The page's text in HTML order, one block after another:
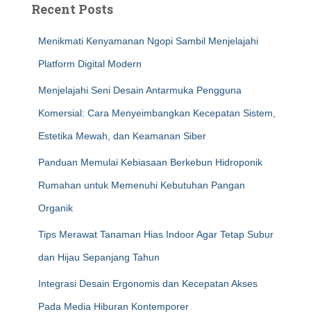
Recent Posts
Menikmati Kenyamanan Ngopi Sambil Menjelajahi
Platform Digital Modern
Menjelajahi Seni Desain Antarmuka Pengguna
Komersial: Cara Menyeimbangkan Kecepatan Sistem,
Estetika Mewah, dan Keamanan Siber
Panduan Memulai Kebiasaan Berkebun Hidroponik
Rumahan untuk Memenuhi Kebutuhan Pangan
Organik
Tips Merawat Tanaman Hias Indoor Agar Tetap Subur
dan Hijau Sepanjang Tahun
Integrasi Desain Ergonomis dan Kecepatan Akses
Pada Media Hiburan Kontemporer